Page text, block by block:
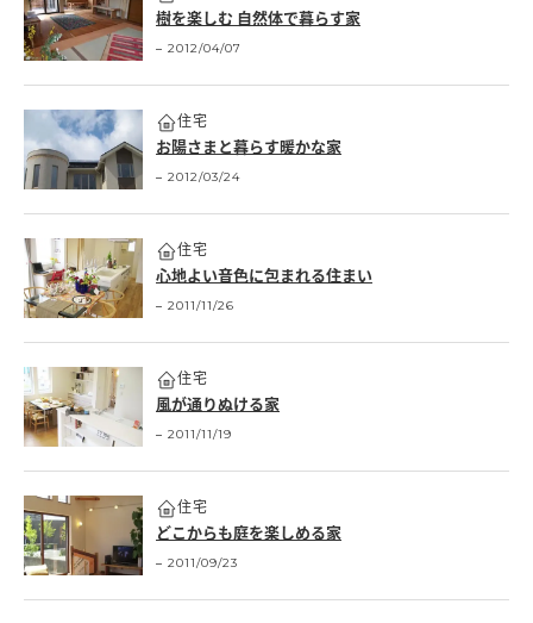
樹を楽しむ 自然体で暮らす家
2012/04/07
住宅
お陽さまと暮らす暖かな家
2012/03/24
住宅
心地よい音色に包まれる住まい
2011/11/26
住宅
風が通りぬける家
2011/11/19
住宅
どこからも庭を楽しめる家
2011/09/23